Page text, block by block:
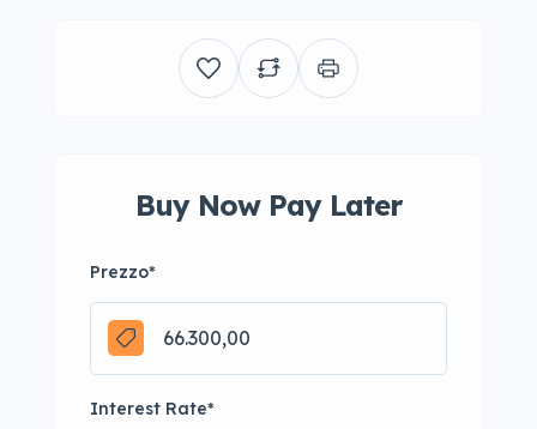
Buy Now Pay Later
Prezzo*
Interest Rate*